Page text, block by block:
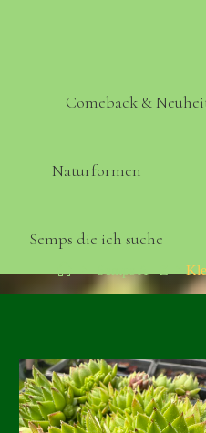
Comeback &
Naturformen
Semps die ich suche
Semps A - Z